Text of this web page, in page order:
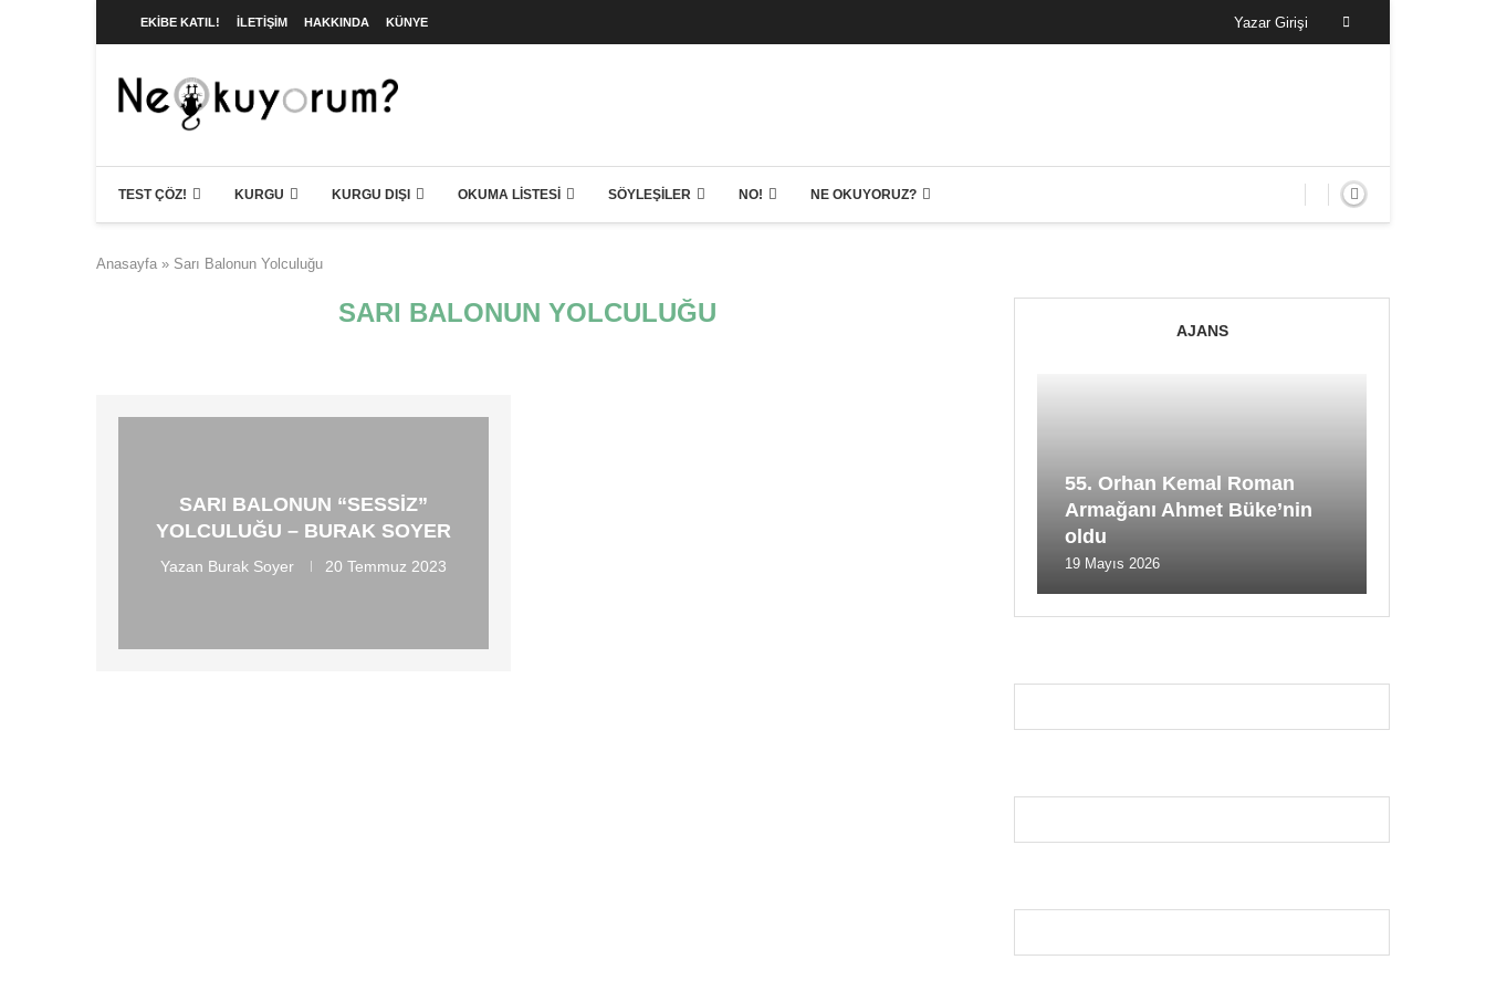
EKIBE KATIL! İLETIŞIM HAKKINDA KÜNYE Yazar Girişi
TEST ÇÖZ! KURGU KURGU DIŞI OKUMA LISTESI SÖYLEŞILER NO! NE OKUYORUZ?
Anasayfa » Sarı Balonun Yolculuğu
SARI BALONUN YOLCULUĞU
SARI BALONUN “SESSIZ”
YOLCULUĞU – BURAK SOYER
Yazan Burak Soyer 20 Temmuz 2023
AJANS
55. Orhan Kemal Roman
Armağanı Ahmet Büke’nin
oldu
19 Mayıs 2026